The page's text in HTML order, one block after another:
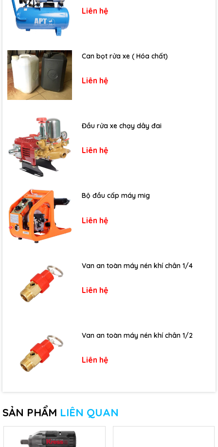
Liên hệ
Can bọt rửa xe ( Hóa chất)
Liên hệ
Đầu rửa xe chạy dây đai
Liên hệ
Bộ đầu cấp máy mig
Liên hệ
Van an toàn máy nén khí chân 1/4
Liên hệ
Van an toàn máy nén khí chân 1/2
Liên hệ
SẢN PHẨM LIÊN QUAN